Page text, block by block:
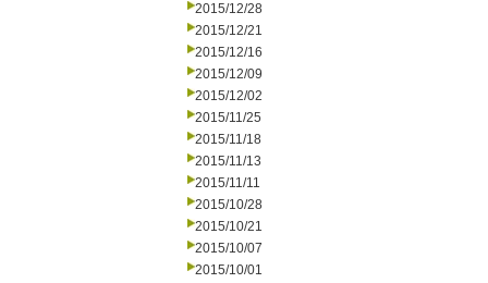
2015/12/28
2015/12/21
2015/12/16
2015/12/09
2015/12/02
2015/11/25
2015/11/18
2015/11/13
2015/11/11
2015/10/28
2015/10/21
2015/10/07
2015/10/01